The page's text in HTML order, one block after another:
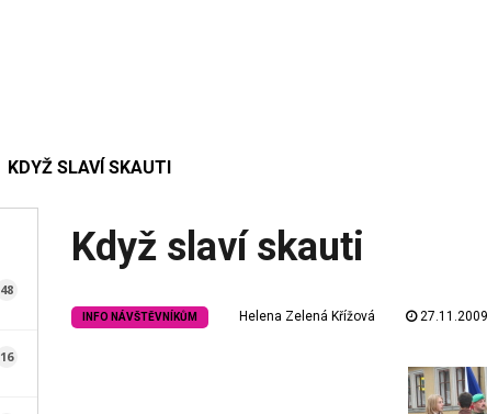
KDYŽ SLAVÍ SKAUTI
48
16
Když slaví skauti
INFO NÁVŠTĚVNÍKŮM Helena Zelená Křížová 27.11.2009